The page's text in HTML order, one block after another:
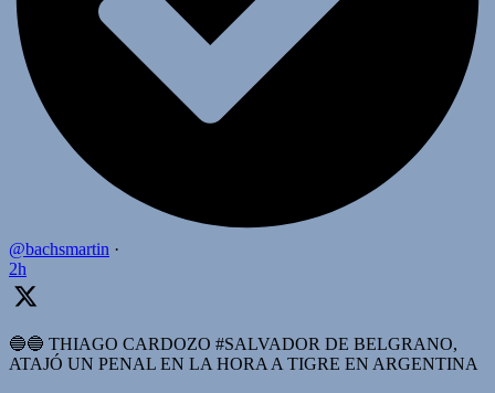
@bachsmartin ·
2h
🔵🔵 THIAGO CARDOZO #SALVADOR DE BELGRANO,
ATAJÓ UN PENAL EN LA HORA A TIGRE EN ARGENTINA